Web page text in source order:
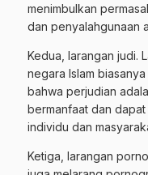
menimbulkan
dan penyalahgunaan
Kedua, larangan judi.
negara Islam
bahwa perjudian
bermanfaat dan
individu dan
Ketiga, larangan